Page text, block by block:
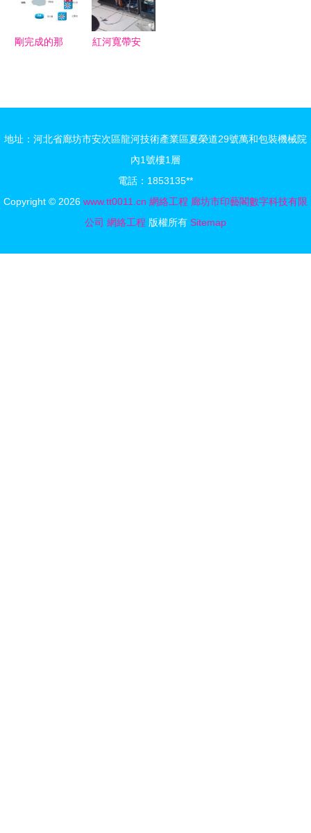
淘學培訓與
網絡工程的
剛完成的那
紅河寬帶安
地址：河北省廊坊市安次區龍河技術產業區夏榮道29號萬和包裝機械院
內1號樓1層
電話：1853135**
Copyright © 2026 www.tt0011.cn 網絡工程 廊坊市印藝閣數字科技有限
公司 網絡工程 版權所有 Sitemap